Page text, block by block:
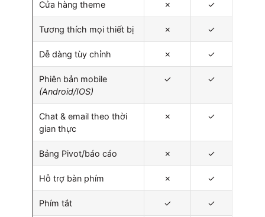
Cửa hàng theme ✗ ✓
Tương thích mọi thiết bị ✗ ✓
Dễ dàng tùy chỉnh ✗ ✓
Phiên bản mobile
(Android/IOS)
✓ ✓
Chat & email theo thời
gian thực
✗ ✓
Bảng Pivot/báo cáo ✗ ✓
Hỗ trợ bàn phím ✗ ✓
Phím tắt ✓ ✓